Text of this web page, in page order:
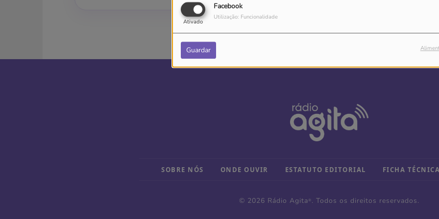
Facebook
Ativado
Utilização: Funcionalidade
Guardar
SOBRE NÓS ONDE OUVIR ESTATUTO EDITORIAL FICHA TÉCNICA
© 2026 Rádio Agita®. Todos os direitos reservados.